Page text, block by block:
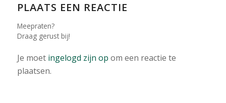
PLAATS EEN REACTIE
Meepraten?
Draag gerust bij!
Je moet ingelogd zijn op om een reactie te
plaatsen.